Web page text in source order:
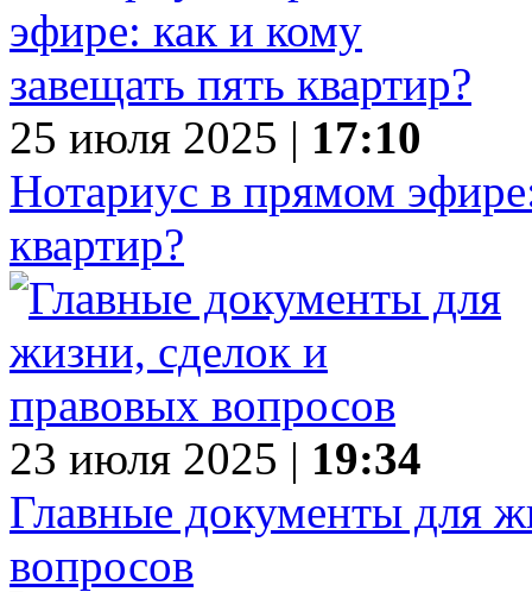
25 июля 2025 | 17:10
Нотариус в прямом
квартир?
23 июля 2025 | 19:34
Главные документы для
вопросов